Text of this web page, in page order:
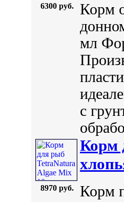
6300 руб.
Корм
мл
с
8970 руб.
Корм
Корм